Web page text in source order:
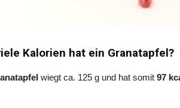
Kalorien hat ein Granatapfel?
wiegt ca. 125 g und hat somit 97